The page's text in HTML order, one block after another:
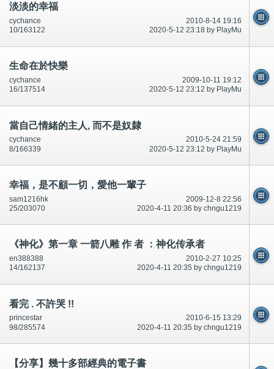
淡淡的幸福
2010-8-14 19:16
cychance
2020-5-12 23:18 by PlayMu
10/163122
生命在於快樂
2009-10-11 19:12
cychance
2020-5-12 23:12 by PlayMu
16/137514
當自己情緒的主人, 而不是奴隸
2010-5-24 21:59
cychance
2020-5-12 23:12 by PlayMu
8/166339
幸福，是不顧一切，愛他一輩子
2009-12-8 22:56
sam1216hk
2020-4-11 20:36 by chngu1219
25/203070
《神化》第一章 一箭八雕 作 者 ：神化传承者
2010-2-27 10:25
en388388
2020-4-11 20:35 by chngu1219
14/162137
看完 . 不許哭 !!
2010-6-15 13:29
princestar
2020-4-11 20:35 by chngu1219
98/285574
【分享】幾十多部經典的電子書